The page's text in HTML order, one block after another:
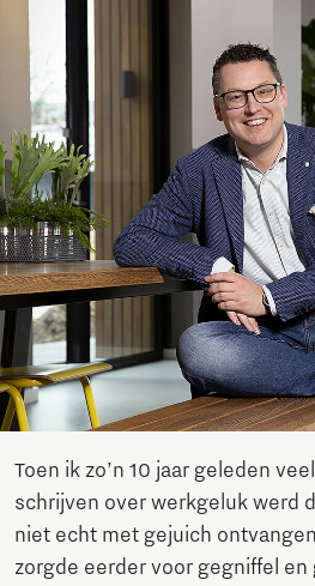
Toen ik zo’n 10 jaar geleden
schrijven over werkgeluk werd
niet echt met gejuich
zorgde eerder voor gegniffel en